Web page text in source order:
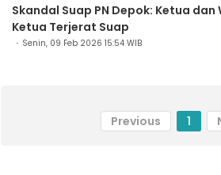
Skandal Suap PN Depok: Ketua dan
Ketua Terjerat Suap
Senin, 09 Feb 2026 15:54 WIB
Previous 1